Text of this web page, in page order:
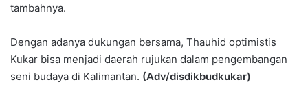
tambahnya.
Dengan adanya dukungan bersama, Thauhid optimistis
Kukar bisa menjadi daerah rujukan dalam pengembangan
seni budaya di Kalimantan. (Adv/disdikbudkukar)